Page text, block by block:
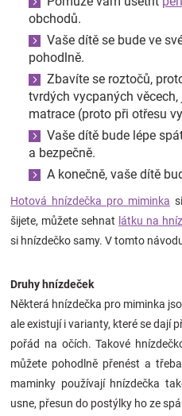
Přihlášení
obchodů.
Vaše dítě se bude ve
pohodlně.
Zbavíte se roztočů,
tvrdých vycpaných věcech,
matrace (proto při otřesu
Vaše dítě bude lépe
a bezpečně.
A konečně, vaše dítě
Hotová hnízdečka pro miminka
šijete, můžete sehnat látku na
si hnízdečko samy. V tomto
Druhy hnízdeček
Některá hnízdečka pro miminka
ale existují i varianty, které se dají
pořád na očích. Takové
můžete pohodlně přenést a
maminky používají hnízdečka
usne, přesun do postýlky ho ze